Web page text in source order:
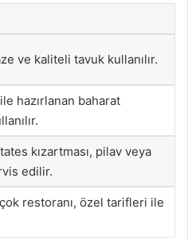
ve kaliteli tavuk kullanılır.
hazırlanan baharat
kızartması, pilav veya
edilir.
restoranı, özel tarifleri ile